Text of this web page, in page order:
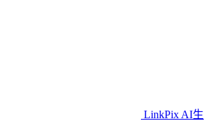
LinkPix AI生